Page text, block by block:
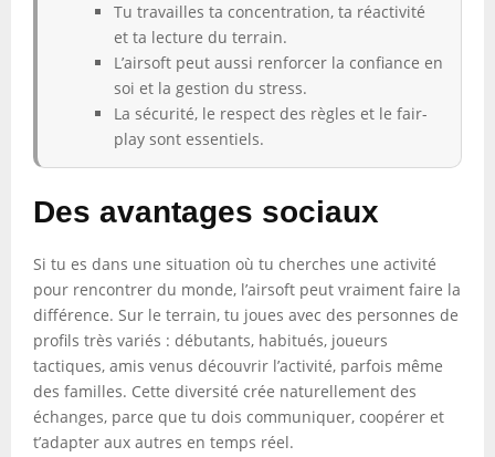
Tu travailles ta concentration, ta réactivité
et ta lecture du terrain.
L’airsoft peut aussi renforcer la confiance en
soi et la gestion du stress.
La sécurité, le respect des règles et le fair-
play sont essentiels.
Des avantages sociaux
Si tu es dans une situation où tu cherches une activité
pour rencontrer du monde, l’airsoft peut vraiment faire la
différence. Sur le terrain, tu joues avec des personnes de
profils très variés : débutants, habitués, joueurs
tactiques, amis venus découvrir l’activité, parfois même
des familles. Cette diversité crée naturellement des
échanges, parce que tu dois communiquer, coopérer et
t’adapter aux autres en temps réel.